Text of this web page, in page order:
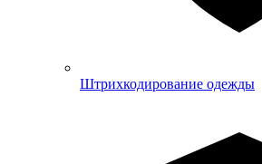
Штрихкодирование одежды